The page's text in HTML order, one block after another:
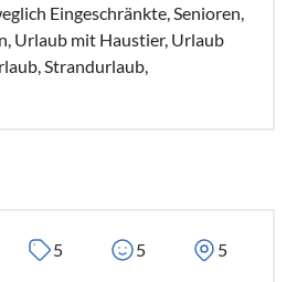
Eingeschränkte, Senioren,
Urlaub mit Haustier, Urlaub
Strandurlaub,
5 5 5